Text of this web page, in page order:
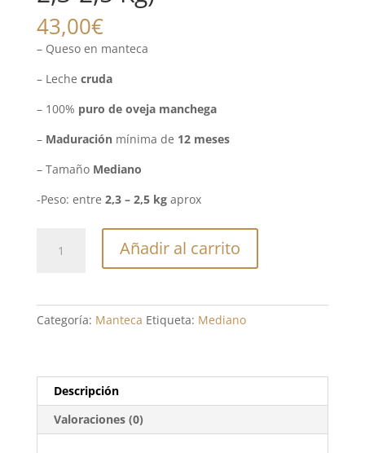
43,00€
– Queso en manteca
– Leche cruda
– 100% puro de oveja manchega
– Maduración mínima de 12 meses
– Tamaño Mediano
-Peso: entre 2,3 – 2,5 kgaprox
Artesano
Manteca
(Mediano
Añadir al carrito
Categoría: Manteca Etiqueta: Mediano
Descripción
Valoraciones (0)